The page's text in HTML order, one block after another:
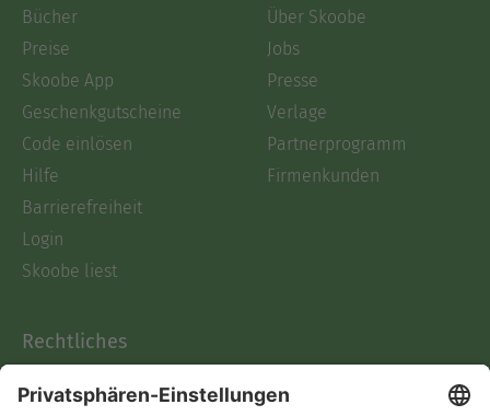
Bücher
Preise
Skoobe App
Geschenkgutscheine
Code einlösen
Hilfe
Barrierefreiheit
Login
Skoobe liest
Über Skoobe
Jobs
Presse
Verlage
Partnerprogramm
Firmenkunden
Rechtliches
AGB